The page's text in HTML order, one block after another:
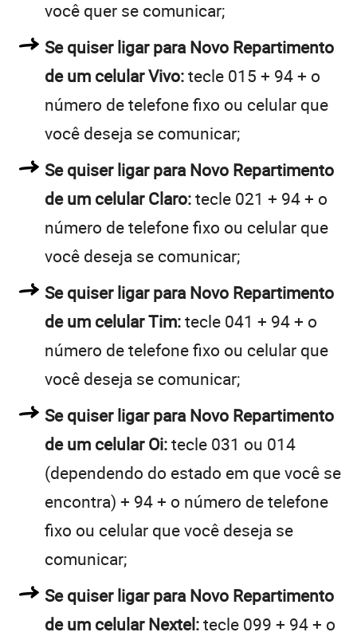
você quer se comunicar;
Se quiser ligar para Novo Repartimento
de um celular Vivo:tecle 015 + 94 + o
número de telefone fixo ou celular que
você deseja se comunicar;
Se quiser ligar para Novo Repartimento
de um celular Claro:tecle 021 + 94 + o
número de telefone fixo ou celular que
você deseja se comunicar;
Se quiser ligar para Novo Repartimento
de um celular Tim:tecle 041 + 94 + o
número de telefone fixo ou celular que
você deseja se comunicar;
Se quiser ligar para Novo Repartimento
de um celular Oi:tecle 031 ou 014
(dependendo do estado em que você se
encontra) + 94 + o número de telefone
fixo ou celular que você deseja se
comunicar;
Se quiser ligar para Novo Repartimento
de um celular Nextel:tecle 099 + 94 + o